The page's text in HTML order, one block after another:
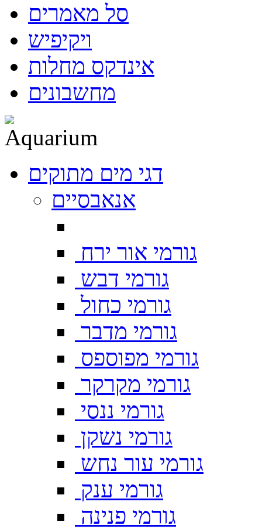
סל מאמרים
ויקיפיש
אינדקס מחלות
מחשבונים
דגי מים מתוקים
אנאבסיים
גורמי אור ירח
גורמי דבש
גורמי כחול
גורמי מדבר
גורמי מפוספס
גורמי מקרקר
גורמי ננסי
גורמי נשקן
גורמי עור נחש
גורמי ענק
גורמי פנינה